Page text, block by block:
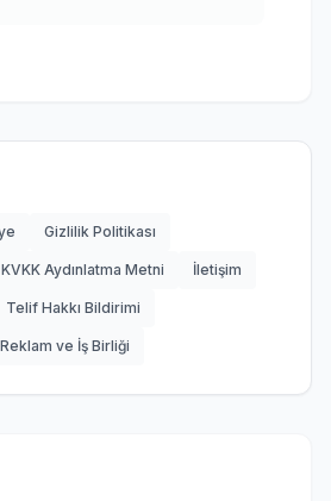
Gizlilik Politikası
KVKK Aydınlatma Metni İletişim
Telif Hakkı Bildirimi
Reklam ve İş Birliği